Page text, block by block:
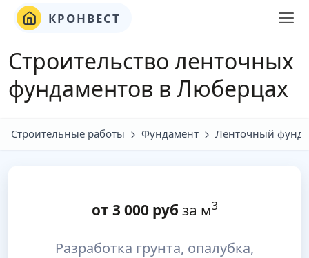
КРОНВЕСТ
Строительство ленточных
фундаментов в Люберцах
Строительные работы Фундамент Ленточный
от 3 000руб за м3
Разработка грунта, опалубка,